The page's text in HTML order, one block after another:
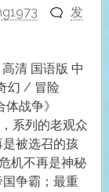
发
清 国语版 中
幻 / 冒险
战争》
系列的老观众
被选召的孩
机不再是神秘
争霸；最重